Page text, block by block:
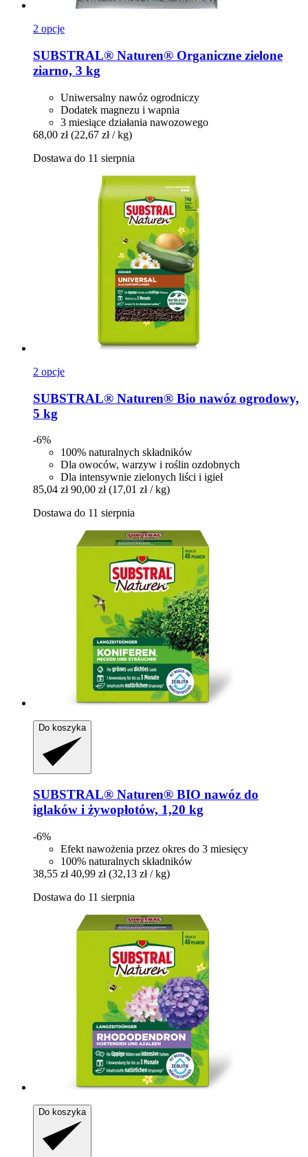
2 opcje
SUBSTRAL® Naturen® Organiczne zielone
ziarno, 3 kg
Uniwersalny nawóz ogrodniczy
Dodatek magnezu i wapnia
3 miesiące działania nawozowego
68,00 zł (22,67 zł / kg)
Dostawa do 11 sierpnia
2 opcje
SUBSTRAL® Naturen® Bio nawóz ogrodowy,
5 kg
-6%
100% naturalnych składników
Dla owoców, warzyw i roślin ozdobnych
Dla intensywnie zielonych liści i igieł
85,04 zł 90,00 zł (17,01 zł / kg)
Dostawa do 11 sierpnia
Do koszyka
SUBSTRAL® Naturen® BIO nawóz do
iglaków i żywopłotów, 1,20 kg
-6%
Efekt nawożenia przez okres do 3 miesięcy
100% naturalnych składników
38,55 zł 40,99 zł (32,13 zł / kg)
Dostawa do 11 sierpnia
Do koszyka